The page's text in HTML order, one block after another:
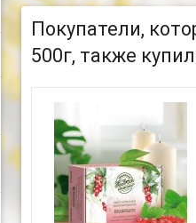
Покупатели,
500г, также